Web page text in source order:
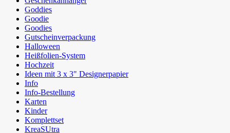
Goddies
Goodie
Goodies
Gutscheinverpackung
Halloween
Heißfolien-System
Hochzeit
Ideen mit 3 x 3" Designerpapier
Info
Info-Bestellung
Karten
Kinder
Komplettset
KreaSUtra